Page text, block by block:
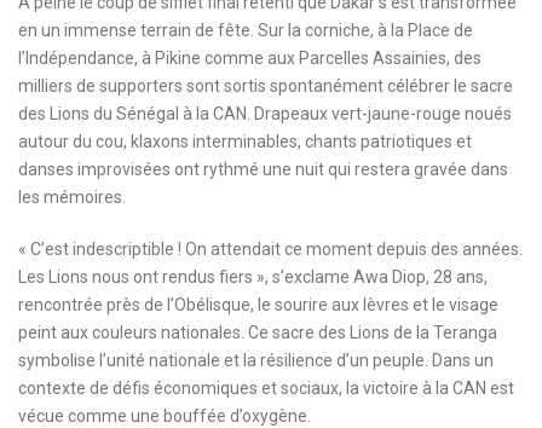
en un immense terrain de fête. Sur la corniche, à la Place de
l’Indépendance, à Pikine comme aux Parcelles Assainies, des
milliers de supporters sont sortis spontanément célébrer le sacre
des Lions du Sénégal à la CAN. Drapeaux vert-jaune-rouge noués
autour du cou, klaxons interminables, chants patriotiques et
danses improvisées ont rythmé une nuit qui restera gravée dans
les mémoires.
« C’est indescriptible ! On attendait ce moment depuis des années.
Les Lions nous ont rendus fiers », s’exclame Awa Diop, 28 ans,
rencontrée près de l’Obélisque, le sourire aux lèvres et le visage
peint aux couleurs nationales. Ce sacre des Lions de la Teranga
symbolise l’unité nationale et la résilience d’un peuple. Dans un
contexte de défis économiques et sociaux, la victoire à la CAN est
vécue comme une bouffée d’oxygène.